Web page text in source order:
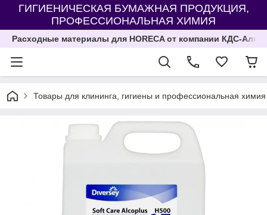
ГИГИЕНИЧЕСКАЯ БУМАЖНАЯ ПРОДУКЦИЯ,
ПРОФЕССИОНАЛЬНАЯ ХИМИЯ
Расходные материалы для HORECA от компании КДС-
Товары для клининга, гигиены и профессиональная химия